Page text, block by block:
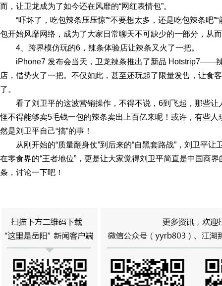
而，让卫龙成为了如今还在风靡的“网红表情包”。
“吓坏了，吃包辣条压压惊”“不要想太多，还是吃包辣条吧
包开始风靡网络，成为了大家日常聊天不可缺少的一部分，从
4、跨界模仿玩的6，辣条体验店让辣条又火了一把。
iPhone7 发布会当天，卫龙辣条推出了新品 Hotstrip7——
店，借势火了一把。不仅如此，甚至还玩起了限量发售，让食
了。
看了刘卫平的这波营销操作，不得不说，6到飞起，那些
怪不得能够卖5毛钱一包的辣条卖出上百亿来呢！或许，有些
然是刘卫平自己“搞”的事！
从刚开始的“质量翻身仗”到后来的“自黑套路战”，刘卫平
在零食界的“王者地位”，更是让大家觉得刘卫平简直是中国商
条，讨论一下吧！